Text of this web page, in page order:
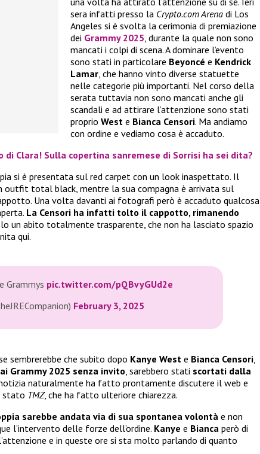
sera infatti presso la Crypto.com Arena di Los
Angeles si è svolta la cerimonia di premiazione
dei Grammy 2025, durante la quale non sono
mancati i colpi di scena. A dominare l’evento
sono stati in particolare Beyoncé e Kendrick
Lamar, che hanno vinto diverse statuette
nelle categorie più importanti. Nel corso della
serata tuttavia non sono mancati anche gli
scandali e ad attirare l’attenzione sono stati
proprio West e Bianca Censori. Ma andiamo
con ordine e vediamo cosa è accaduto.
di Clara! Sulla copertina sanremese di Sorrisi ha sei dita?
si è presentata sul red carpet con un look inaspettato. Il
total black, mentre la sua compagna è arrivata sul
Una volta davanti ai fotografi però è accaduto qualcosa
La Censori ha infatti tolto il cappotto, rimanendo
un abito totalmente trasparente, che non ha lasciato spazio
qui.
Grammys pic.twitter.com/pQBvyGUd2e
February 3, 2025
sembrerebbe che subito dopo Kanye West e Bianca Censori,
Grammy 2025 senza invito, sarebbero stati scortati dalla
naturalmente ha fatto prontamente discutere il web e
stato TMZ, che ha fatto ulteriore chiarezza.
sarebbe andata via di sua spontanea volontà e non
l’intervento delle forze dell’ordine. Kanye e Bianca però di
e in queste ore si sta molto parlando di quanto